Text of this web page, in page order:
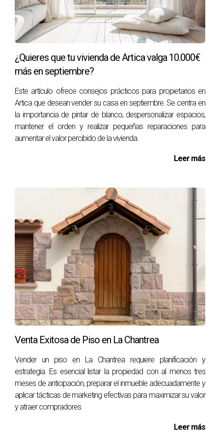
rurales o aquellas con un valor inferior a un límite
específico.
¿Qué sucede si no pago la Plusvalía a tiempo?
No pagar a tiempo puede resultar en sanciones e intereses
acumulativos. Es mejor estar al tanto y cumplir con las
obligaciones fiscales correspondientes.
¿Se puede impugnar la valoración del terreno?
Sí, si crees que el valor asignado es excesivo puedes
presentar alegaciones ante el Ayuntamiento
trámites?
Aunque no es obligatorio, contar con asesoramiento
profesional puede simplificar todo el proceso y evitar
errores costosos.
Asegúrate de tener toda la información necesaria
antes de actuar. Un buen asesor puede marcar la
diferencia.
En conclusión, entender cómo funciona la Plusvalía
Municipal es crucial para evitar sorpresas desagradables al
heredar o vender propiedades en Navarra. Los casos
complicaciones si no se está bien informado. Si necesitas
más información o asesoramiento personalizado, no
dudes en ponerte en contacto conmigo.
complejos. Estoy aquí para ayudarte a navegar
¿Quieres que tu vivienda de Artica valga 10.000€
más en septiembre?
Este artículo ofrece consejos prácticos para propietarios en
Artica que desean vender su casa en septiembre. Se centra en
la importancia de pintar de blanco, despersonalizar espacios,
mantener el orden y realizar pequeñas reparaciones para
aumentar el valor percibido de la vivienda.
Leer más
Venta Exitosa de Piso en La Chantrea
Vender un piso en La Chantrea requiere planificación y
estrategia. Es esencial listar la propiedad con al menos tres
meses de anticipación, preparar el inmueble adecuadamente y
aplicar tácticas de marketing efectivas para maximizar su valor
y atraer compradores.
Leer más